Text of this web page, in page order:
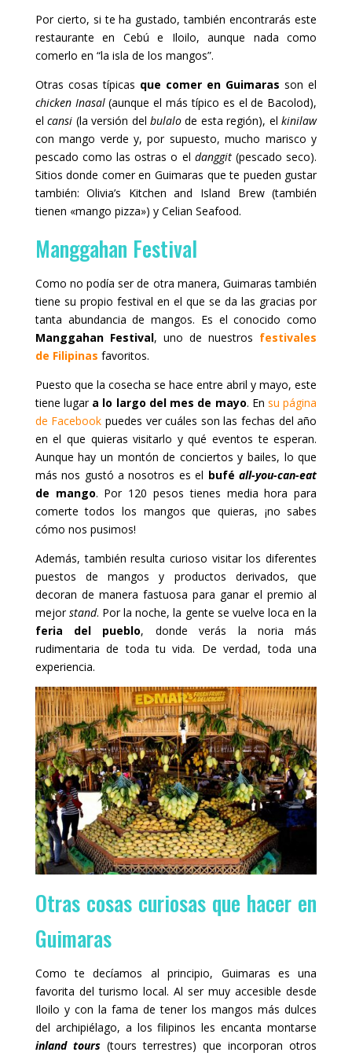
Por cierto, si te ha gustado, también encontrarás este
restaurante en Cebú e Iloilo, aunque nada como
comerlo en “la isla de los mangos”.
Otras cosas típicas que comer en Guimaras son el
chicken Inasal(aunque el más típico es el de Bacolod),
elcansi (la versión delbulalo de esta región), elkinilaw
con mango verde y, por supuesto, mucho marisco y
pescado como las ostras o el danggit(pescado seco).
Sitios donde comer en Guimaras que te pueden gustar
también: Olivia’s Kitchen and Island Brew (también
tienen «mango pizza») y Celian Seafood.
Manggahan Festival
Como no podía ser de otra manera, Guimaras también
tiene su propio festival en el que se da las gracias por
tanta abundancia de mangos. Es el conocido como
Manggahan Festival, uno de nuestros festivales
de Filipinas favoritos.
Puesto que la cosecha se hace entre abril y mayo, este
tiene lugar a lo largo del mes de mayo. En su página
de Facebook puedes ver cuáles son las fechas del año
en el que quieras visitarlo y qué eventos te esperan.
Aunque hay un montón de conciertos y bailes, lo que
más nos gustó a nosotros es el buféall-you-can-eat
de mango. Por 120 pesos tienes media hora para
comerte todos los mangos que quieras, ¡no sabes
cómo nos pusimos!
Además, también resulta curioso visitar los diferentes
puestos de mangos y productos derivados, que
decoran de manera fastuosa para ganar el premio al
mejorstand. Por la noche, la gente se vuelve loca en la
feria del pueblo, donde verás la noria más
rudimentaria de toda tu vida. De verdad, toda una
experiencia.
Otras cosas curiosas que hacer en
Guimaras
Como te decíamos al principio, Guimaras es una
favorita del turismo local. Al ser muy accesible desde
Iloilo y con la fama de tener los mangos más dulces
del archipiélago, a los filipinos les encanta montarse
inland tours(tours terrestres) que incorporan otros